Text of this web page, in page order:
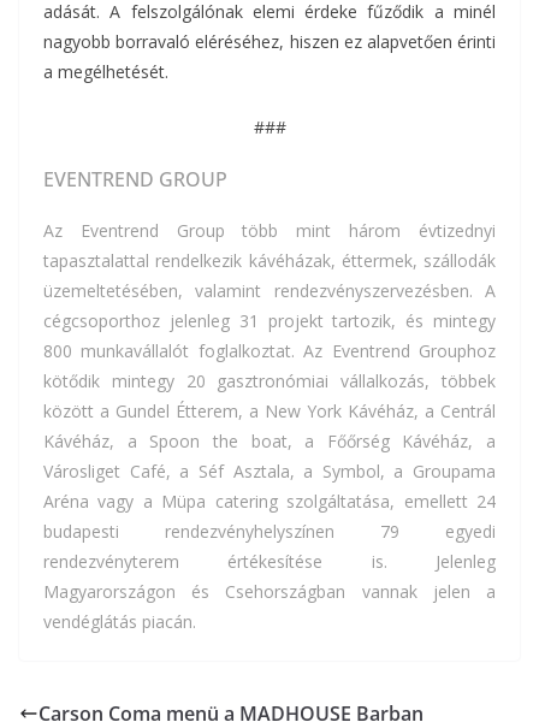
adását. A felszolgálónak elemi érdeke fűződik a minél
nagyobb borravaló eléréséhez, hiszen ez alapvetően érinti
a megélhetését.
###
EVENTREND GROUP
Az Eventrend Group több mint három évtizednyi
tapasztalattal rendelkezik kávéházak, éttermek, szállodák
üzemeltetésében, valamint rendezvényszervezésben. A
cégcsoporthoz jelenleg 31 projekt tartozik, és mintegy
800 munkavállalót foglalkoztat. Az Eventrend Grouphoz
kötődik mintegy 20 gasztronómiai vállalkozás, többek
között a Gundel Étterem, a New York Kávéház, a Centrál
Kávéház, a Spoon the boat, a Főőrség Kávéház, a
Városliget Café, a Séf Asztala, a Symbol, a Groupama
Aréna vagy a Müpa catering szolgáltatása, emellett 24
budapesti rendezvényhelyszínen 79 egyedi
rendezvényterem értékesítése is. Jelenleg
Magyarországon és Csehországban vannak jelen a
vendéglátás piacán.
Carson Coma menü a MADHOUSE Barban